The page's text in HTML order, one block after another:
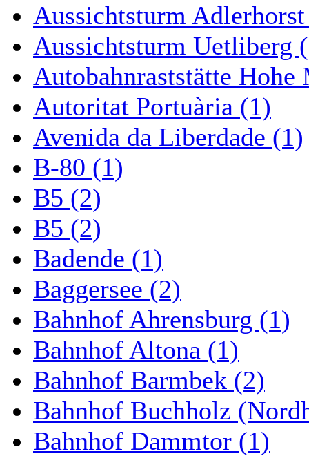
Aussichtsturm
Aussichtsturm Uetliberg
Autobahnraststätte Hohe
Autoritat Portuària (1)
Avenida da Liberdade (1)
B-80 (1)
B5 (2)
B5 (2)
Badende (1)
Baggersee (2)
Bahnhof Ahrensburg (1)
Bahnhof Altona (1)
Bahnhof Barmbek (2)
Bahnhof Buchholz
Bahnhof Dammtor (1)